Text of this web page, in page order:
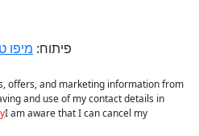
פיתוח: מיפו
offers, and marketing information from
and use of my contact details in
I am aware that I can cancel my